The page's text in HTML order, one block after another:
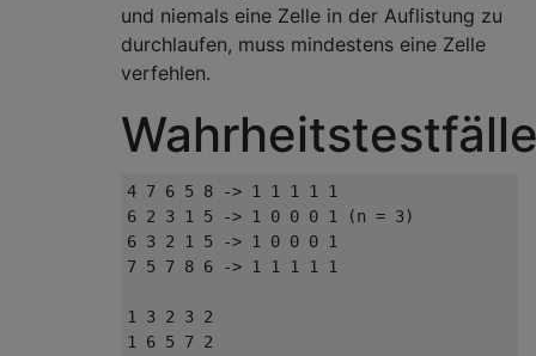
und niemals eine Zelle in der Auflistung zu
durchlaufen, muss mindestens eine Zelle
verfehlen.
4 7 6 5 8 -> 1 1 1 1 1
6 2 3 1 5 -> 1 0 0 0 1 (n = 3)
6 3 2 1 5 -> 1 0 0 0 1
7 5 7 8 6 -> 1 1 1 1 1
1 3 2 3 2
1 6 5 7 2